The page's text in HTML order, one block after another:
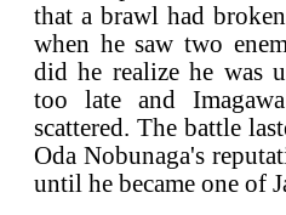
that a brawl had
when he saw two
did he realize he was
too late and
scattered. The battle
Oda Nobunaga's
until he became one of